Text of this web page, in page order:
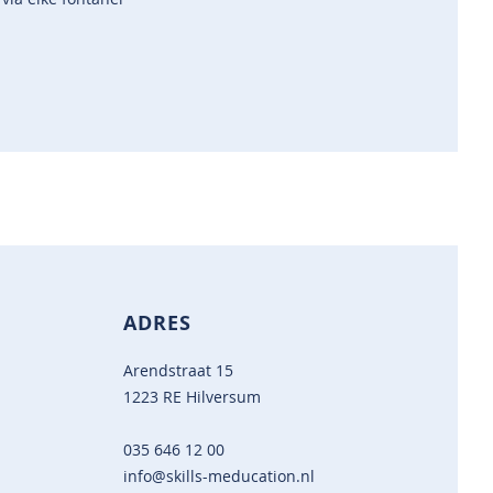
ADRES
Arendstraat 15
1223 RE Hilversum
035 646 12 00
info@skills-meducation.nl